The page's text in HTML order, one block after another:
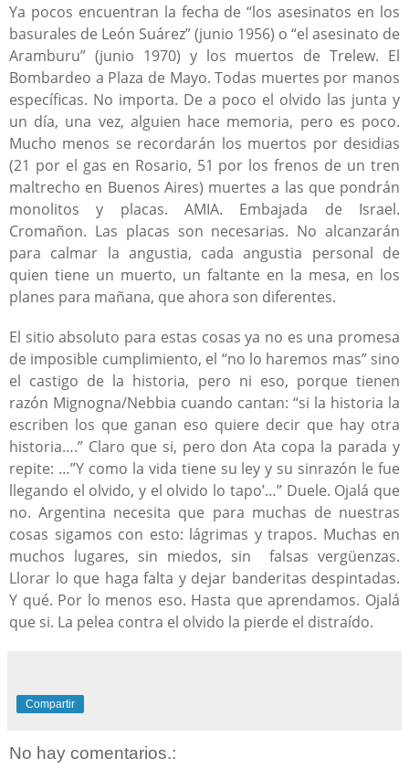
Ya pocos encuentran la fecha de “los asesinatos en los
basurales de León Suárez” (junio 1956) o “el asesinato de
Aramburu” (junio 1970) y los muertos de Trelew. El
Bombardeo a Plaza de Mayo. Todas muertes por manos
específicas. No importa. De a poco el olvido las junta y
un día, una vez, alguien hace memoria, pero es poco.
Mucho menos se recordarán los muertos por desidias
(21 por el gas en Rosario, 51 por los frenos de un tren
maltrecho en Buenos Aires) muertes a las que pondrán
monolitos y placas. AMIA. Embajada de Israel.
Cromañon. Las placas son necesarias. No alcanzarán
para calmar la angustia, cada angustia personal de
quien tiene un muerto, un faltante en la mesa, en los
planes para mañana, que ahora son diferentes.
El sitio absoluto para estas cosas ya no es una promesa
de imposible cumplimiento, el “no lo haremos mas” sino
el castigo de la historia, pero ni eso, porque tienen
razón Mignogna/Nebbia cuando cantan: “si la historia la
escriben los que ganan eso quiere decir que hay otra
historia….” Claro que si, pero don Ata copa la parada y
repite: …”Y como la vida tiene su ley y su sinrazón le fue
llegando el olvido, y el olvido lo tapo’…” Duele. Ojalá que
no. Argentina necesita que para muchas de nuestras
cosas sigamos con esto: lágrimas y trapos. Muchas en
muchos lugares, sin miedos, sin falsas vergüenzas.
Llorar lo que haga falta y dejar banderitas despintadas.
Y qué. Por lo menos eso. Hasta que aprendamos. Ojalá
que si. La pelea contra el olvido la pierde el distraído.
Compartir
No hay comentarios.: